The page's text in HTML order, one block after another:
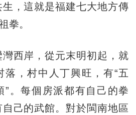
，這就是福建七大地方傳
拳。
岸，從元末明初起，就
落，村中人丁興旺，有“五
”。每個房派都有自己的拳
己的武館。對於閩南地區